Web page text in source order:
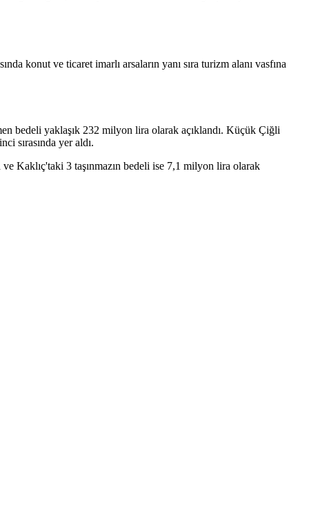
konut ve ticaret imarlı arsaların yanı sıra turizm alanı vasfına
bedeli yaklaşık 232 milyon lira olarak açıklandı. Küçük Çiğli
sırasında yer aldı.
Kaklıç'taki 3 taşınmazın bedeli ise 7,1 milyon lira olarak